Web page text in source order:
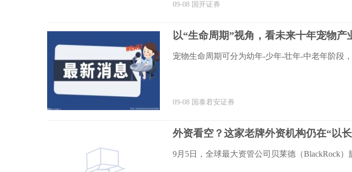
09-08 国开证券
以“生命周期”视角，看未来十年宠物产
宠物生命周期可分为幼年-少年-壮年-中老年阶段
09-08 国泰君安证券
外资看空？这家老牌外资机构仍在“以
9月5日，全球最大资管公司贝莱德（BlackRock